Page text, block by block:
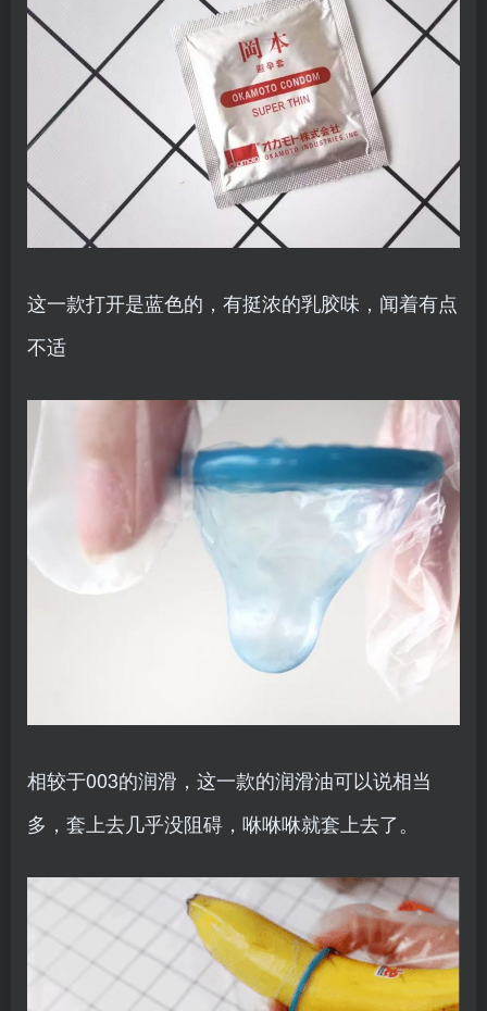
这一款打开是蓝色的，有挺浓的乳胶味，闻着有点
不适
相较于003的润滑，这一款的润滑油可以说相当
多，套上去几乎没阻碍，咻咻咻就套上去了。